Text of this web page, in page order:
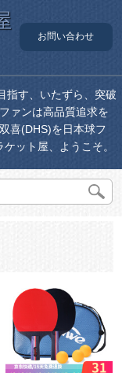
お問い合わせ
指す、いたずら、突破
ァンは高品質追求を
喜(DHS)を日本球フ
ット屋、ようこそ。